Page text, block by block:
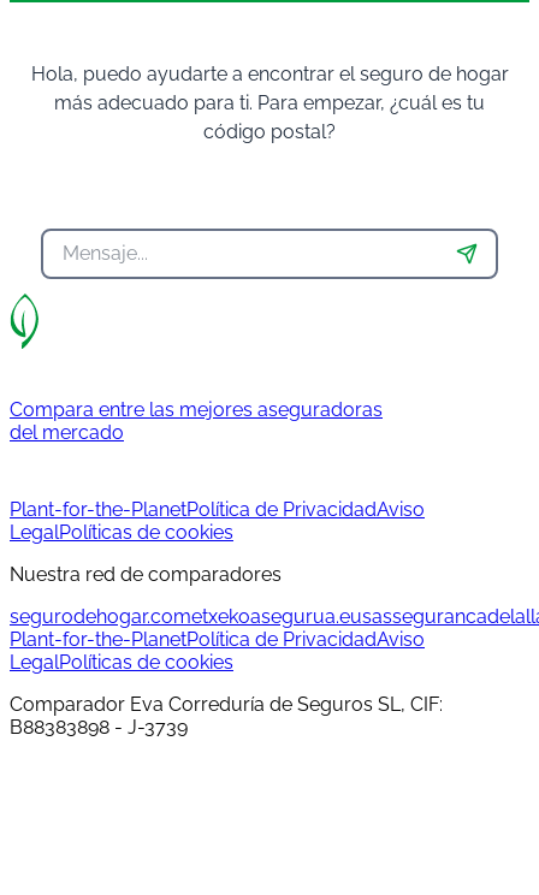
Hola, puedo ayudarte a encontrar el seguro de hogar
más adecuado para ti. Para empezar, ¿cuál es tu
código postal?
Compara entre las mejores aseguradoras
del mercado
Plant-for-the-PlanetPolítica de PrivacidadAviso
LegalPolíticas de cookies
Nuestra red de comparadores
segurodehogar.cometxekoasegurua.eus
Plant-for-the-PlanetPolítica de PrivacidadAviso
LegalPolíticas de cookies
Comparador Eva Correduría de Seguros SL, CIF:
B88383898 - J-3739